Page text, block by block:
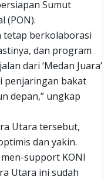
Sumut
(PON).
tetap berkolaborasi
dan program
dari ‘Medan Juara’
penjaringan bakat
depan,” ungkap
Utara tersebut,
dan yakin.
support KONI
Utara ini sudah